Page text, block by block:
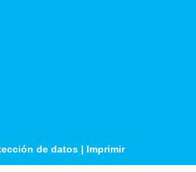
de datos | Imprimir